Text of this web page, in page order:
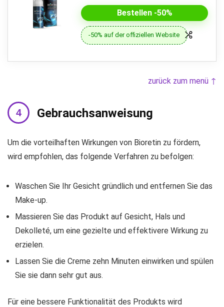
Bestellen -50%
-50% auf der offiziellen Website
zurück zum menü ↑
Gebrauchsanweisung
Um die vorteilhaften Wirkungen von Bioretin zu fördern,
wird empfohlen, das folgende Verfahren zu befolgen:
Waschen Sie Ihr Gesicht gründlich und entfernen Sie das
Make-up.
Massieren Sie das Produkt auf Gesicht, Hals und
Dekolleté, um eine gezielte und effektivere Wirkung zu
erzielen.
Lassen Sie die Creme zehn Minuten einwirken und spülen
Sie sie dann sehr gut aus.
Für eine bessere Funktionalität des Produkts wird